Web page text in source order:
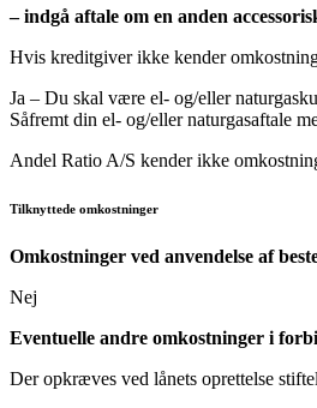
– indgå aftale om en anden
Hvis kreditgiver ikke kender
Ja – Du skal være el- og/eller
Såfremt din el- og/eller naturgasaftale
Andel Ratio A/S kender ikke
Tilknyttede omkostninger
Omkostninger ved anvendelse af
Nej
Eventuelle andre omkostninger i
Der opkræves ved lånets oprettelse